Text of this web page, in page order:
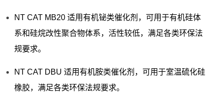
NT CAT MB20 适用有机铋类催化剂，可用于有机硅体
系和硅烷改性聚合物体系，活性较低，满足各类环保法
规要求。
NT CAT DBU 适用有机胺类催化剂，可用于室温硫化硅
橡胶，满足各类环保法规要求。